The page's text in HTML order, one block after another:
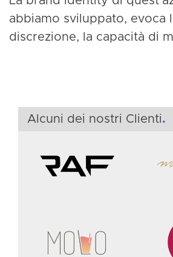
abbiamo sviluppato, evoca
discrezione, la capacità di
Alcuni dei nostri Clienti.